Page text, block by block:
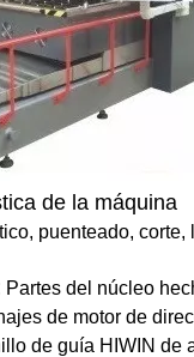
de la máquina
puenteado,
Partes del núcleo
de motor de
de guía HIWIN de